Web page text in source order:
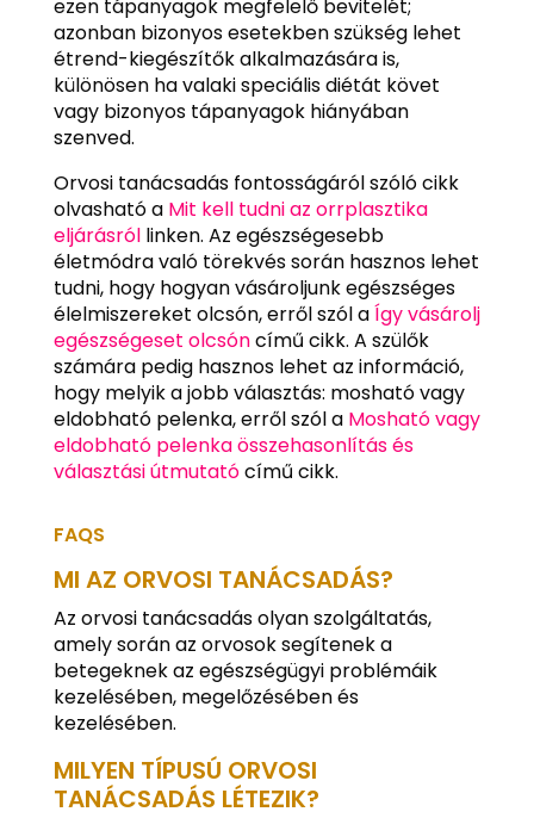
ezen tápanyagok megfelelő bevitelét;
azonban bizonyos esetekben szükség lehet
étrend-kiegészítők alkalmazására is,
különösen ha valaki speciális diétát követ
vagy bizonyos tápanyagok hiányában
szenved.
Orvosi tanácsadás fontosságáról szóló cikk
olvasható a Mit kell tudni az orrplasztika
eljárásróllinken. Az egészségesebb
életmódra való törekvés során hasznos lehet
tudni, hogy hogyan vásároljunk egészséges
élelmiszereket olcsón, erről szól aÍgy vásárolj
egészségeset olcsóncímű cikk. A szülők
számára pedig hasznos lehet az információ,
hogy melyik a jobb választás: mosható vagy
eldobható pelenka, erről szól a Mosható vagy
eldobható pelenka összehasonlítás és
választási útmutatócímű cikk.
FAQS
MI AZ ORVOSI TANÁCSADÁS?
Az orvosi tanácsadás olyan szolgáltatás,
amely során az orvosok segítenek a
betegeknek az egészségügyi problémáik
kezelésében, megelőzésében és
kezelésében.
MILYEN TÍPUSÚ ORVOSI
TANÁCSADÁS LÉTEZIK?